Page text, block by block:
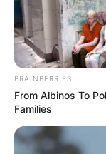
ΣΠΑΜΕ ΤΟ
BRAINBERRIES
From Albinos To
Families